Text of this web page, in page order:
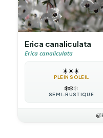
Erica canaliculata
Erica canaliculata
☀️☀️☀️
PLEIN SOLEIL
❄️❄️❄️
SEMI-RUSTIQUE
🍃